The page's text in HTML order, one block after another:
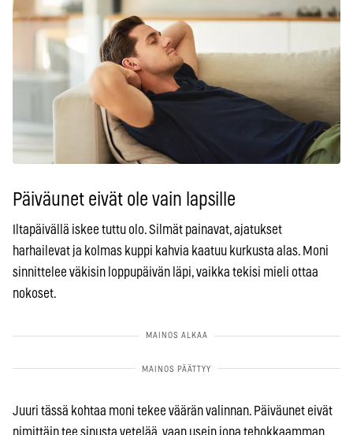
Päiväunet eivät ole vain lapsille
Iltapäivällä iskee tuttu olo. Silmät painavat, ajatukset
harhailevat ja kolmas kuppi kahvia kaatuu kurkusta alas. Moni
sinnittelee väkisin loppupäivän läpi, vaikka tekisi mieli ottaa
nokoset.
Juuri tässä kohtaa moni tekee väärän valinnan. Päiväunet eivät